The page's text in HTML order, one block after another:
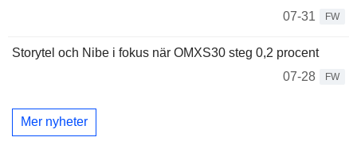
07-31
FW
Storytel och Nibe i fokus när OMXS30 steg 0,2 procent
07-28
FW
Mer nyheter